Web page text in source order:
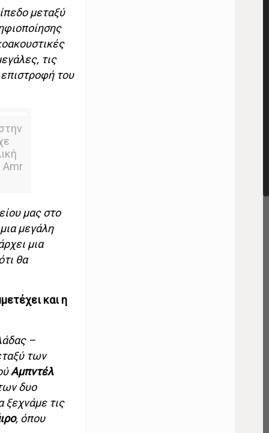
μεταξύ
τις
του
Amr
μας στο
μεγάλη
μια
θα
και η
–
των
Αμπντέλ
δυο
τις
, όπου